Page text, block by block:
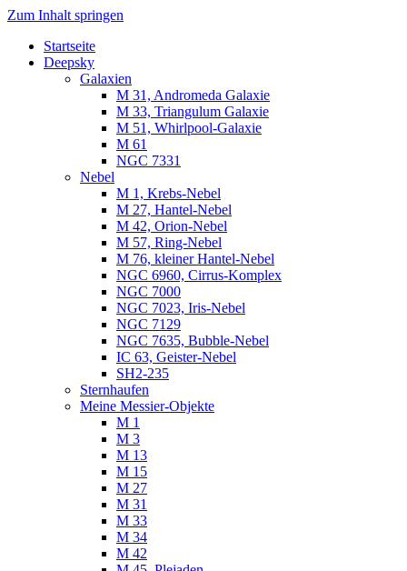
Zum Inhalt springen
Luvima – Astrofotografie
Astrofotografie in Norddeutschland
Startseite
Deepsky
Galaxien
M 31, Andromeda Galaxie
M 33, Triangulum Galaxie
M 51, Whirlpool-Galaxie
M 61
NGC 7331
Nebel
M 1, Krebs-Nebel
M 27, Hantel-Nebel
M 42, Orion-Nebel
M 57, Ring-Nebel
M 76, kleiner Hantel-Nebel
NGC 6960, Cirrus-Komplex
NGC 7000
NGC 7023, Iris-Nebel
NGC 7129
NGC 7635, Bubble-Nebel
IC 63, Geister-Nebel
SH2-235
Sternhaufen
Meine Messier-Objekte
M 1
M 3
M 13
M 15
M 27
M 31
M 33
M 34
M 42